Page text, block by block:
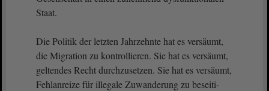
Staat.
Die Politik der letzten Jahrzehnte hat es versäumt,
die Migration zu kontrollieren. Sie hat es versäumt,
geltendes Recht durchzusetzen. Sie hat es versäumt,
Fehlanreize für illegale Zuwanderung zu beseiti-